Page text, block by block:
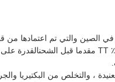
، والتخلص من البكتيريا